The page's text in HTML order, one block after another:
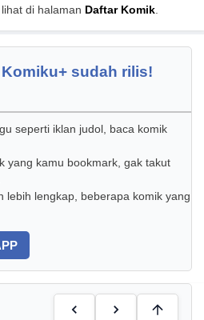
di halaman Daftar Komik.
sudah rilis!
seperti iklan judol, baca komik
yang kamu bookmark, gak takut
lebih lengkap, beberapa komik yang